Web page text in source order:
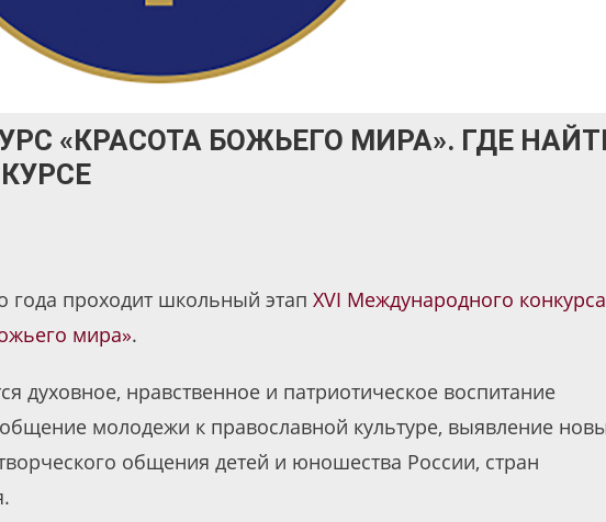
«КРАСОТА БОЖЬЕГО МИРА». ГДЕ
года проходит школьный этап XVI Международного конкурса
мира».
духовное, нравственное и патриотическое воспитание
молодежи к православной культуре, выявление
общения детей и юношества России, стран